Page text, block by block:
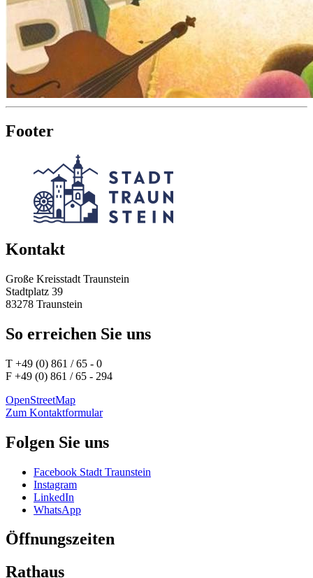
Footer
Kontakt
Große Kreisstadt Traunstein
Stadtplatz 39
83278 Traunstein
So erreichen Sie uns
T +49 (0) 861 / 65 - 0
F +49 (0) 861 / 65 - 294
OpenStreetMap
Zum Kontaktformular
Folgen Sie uns
Facebook Stadt Traunstein
Instagram
LinkedIn
WhatsApp
Öffnungszeiten
Rathaus